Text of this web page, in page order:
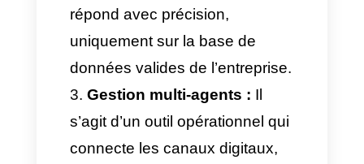
comptes liés à ce type de
systèmes, car ils enfreignent les
politiques de confidentialité et
de sécurité. Pour une structure
d’entreprise stable, il est